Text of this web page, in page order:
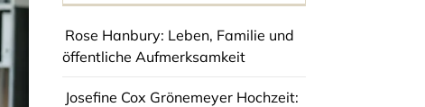
Rose Hanbury: Leben, Familie und
öffentliche Aufmerksamkeit
Josefine Cox Grönemeyer Hochzeit: